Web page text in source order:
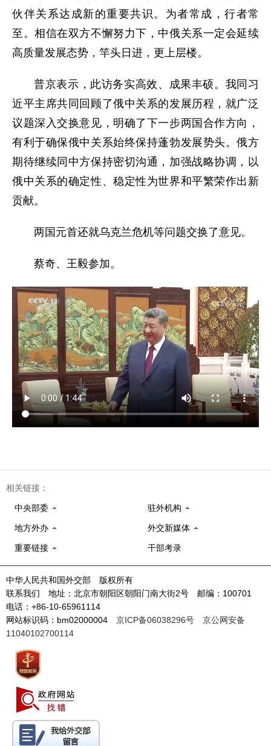
伙伴关系达成新的重要共识。为者常成，行者常
至。相信在双方不懈努力下，中俄关系一定会延续
高质量发展态势，竿头日进，更上层楼。
普京表示，此访务实高效、成果丰硕。我同习
近平主席共同回顾了俄中关系的发展历程，就广泛
议题深入交换意见，明确了下一步两国合作方向，
有利于确保俄中关系始终保持蓬勃发展势头。俄方
期待继续同中方保持密切沟通，加强战略协调，以
俄中关系的确定性、稳定性为世界和平繁荣作出新
贡献。
两国元首还就乌克兰危机等问题交换了意见。
蔡奇、王毅参加。
相关链接：
中央部委 驻外机构
地方外办 外交新媒体
重要链接 干部考录
中华人民共和国外交部 版权所有
联系我们 地址：北京市朝阳区朝阳门南大街2号 邮编：100701
电话：+86-10-65961114
网站标识码：bm02000004 京ICP备06038296号
京公网安备
11040102700114